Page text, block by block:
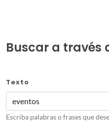
Buscar a través
Texto
Escriba palabras o frases que